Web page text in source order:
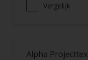
Vergelijk
Alpha Projecttex